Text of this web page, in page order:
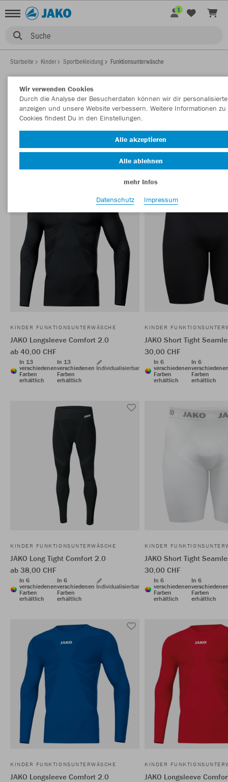
Suche
1
Startseite Kinder Sportbekleidung Funktionsunterwäsche
KINDER
FUNKTIONSUNTERWÄSCHE
Underwear
KINDER FUNKTIONSUNTERWÄSCHE
JAKO Longsleeve Comfort 2.0
ab 40,00 CHF
In 13
verschiedenen
Farben
erhältlich
In 13
verschiedenen
Farben
erhältlich
Individualisierbar
KINDER
JAKO Short Tight
30,00 CHF
In 6
verschiedenen
Farben
erhältlich
In 6
Farben
erhältlich
KINDER FUNKTIONSUNTERWÄSCHE
JAKO Long Tight Comfort 2.0
ab 38,00 CHF
In 6
verschiedenen
Farben
erhältlich
In 6
verschiedenen
Farben
erhältlich
Individualisierbar
KINDER
JAKO Short Tight
30,00 CHF
In 6
verschiedenen
Farben
erhältlich
In 6
Farben
erhältlich
KINDER FUNKTIONSUNTERWÄSCHE
JAKO Longsleeve Comfort 2.0
KINDER
JAKO Longsleeve
Wir verwenden Cookies
Durch die Analyse der Besucherdaten können wir dir
anzeigen und unsere Website verbessern. Weitere Informationen zu
Cookies findest Du in den Einstellungen.
Alle akzeptieren
Alle ablehnen
mehr Infos
Datenschutz
Impressum